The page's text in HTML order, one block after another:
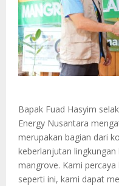
Bapak Fuad Hasyim
Energy Nusantara
merupakan bagian dari
keberlanjutan
mangrove. Kami
seperti ini, kami dapat